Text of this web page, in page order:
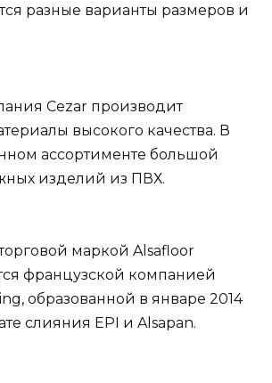
разные варианты размеров и
Cezar производит
высокого качества. В
ассортименте большой
изделий из ПВХ.
маркой Alsafloor
французской компанией
образованной в январе 2014
слияния EPI и Alsapan.